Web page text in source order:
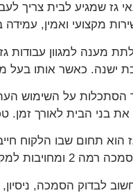
גז שמגיע לבית צריך
מקצועי ואמין,
מענה למגוון עבודות
ישנה. כאשר אותו
על השימוש
בני הבית לאורך זמן.
תחום שבו הלקוח
לבדוק הסמכה,